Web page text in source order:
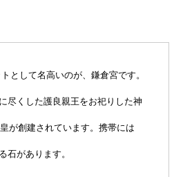
として名高いのが、鎌倉宮です。
尽くした護良親王をお祀りした神
が創建されています。携帯には
石があります。